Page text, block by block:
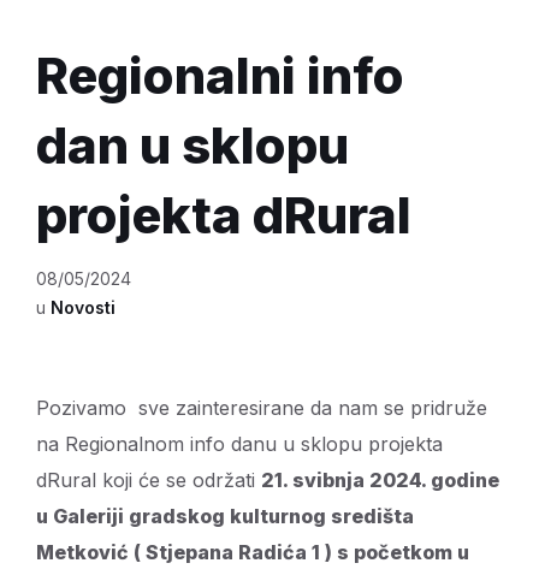
Regionalni info
dan u sklopu
projekta dRural
08/05/2024
u Novosti
Pozivamo sve zainteresirane da nam se pridruže
na Regionalnom info danu u sklopu projekta
dRural koji će se održati 21. svibnja 2024. godine
u Galeriji gradskog kulturnog središta
Metković ( Stjepana Radića 1 ) s početkom u